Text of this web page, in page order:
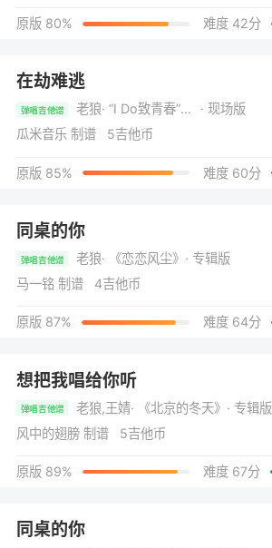
原版 80% 难度 42分
在劫难逃
弹唱吉他谱 老狼 · “I Do致青春”音为走心演唱会
· 现场版
瓜米音乐 制谱 5吉他币
原版 85% 难度 60分
同桌的你
弹唱吉他谱 老狼· 《恋恋风尘》 · 专辑版
马一铭 制谱 4吉他币
原版 87% 难度 64分
想把我唱给你听
弹唱吉他谱 老狼,王婧· 《北京的冬天》 · 专辑版
风中的翅膀 制谱 5吉他币
原版 89% 难度 67分
同桌的你